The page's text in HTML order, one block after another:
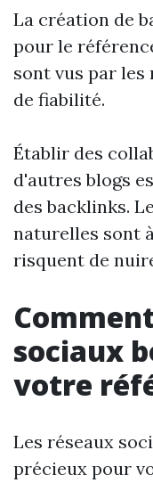
La création de
pour le
sont vus par les
de fiabilité.
Établir des
d'autres blogs
des backlinks.
naturelles sont
risquent de
sociaux
votre
Les réseaux
précieux pour